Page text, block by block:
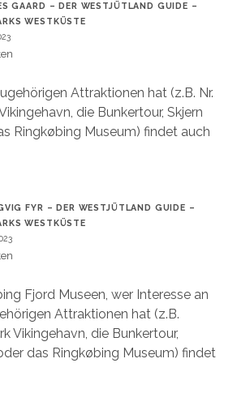
GAARD – DER WESTJÜTLAND GUIDE –
WESTKÜSTE
Attraktionen hat (z.B. Nr.
die Bunkertour, Skjern
Ringkøbing Museum) findet auch
FYR – DER WESTJÜTLAND GUIDE –
WESTKÜSTE
Fjord Museen, wer Interesse an
Attraktionen hat (z.B.
Vikingehavn, die Bunkertour,
das Ringkøbing Museum) findet